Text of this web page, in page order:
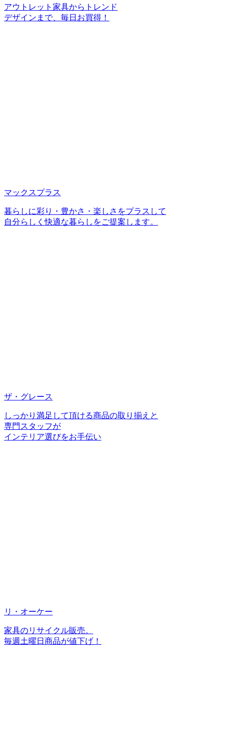
アウトレット家具からトレンド
デザインまで、毎日お買得！
マックスプラス
暮らしに彩り・豊かさ・楽しさをプラスして
自分らしく快適な暮らしをご提案します。
ザ・グレース
しっかり満足して頂ける商品の取り揃えと
専門スタッフが
インテリア選びをお手伝い
リ・オーケー
家具のリサイクル販売。
毎週土曜日商品が値下げ！